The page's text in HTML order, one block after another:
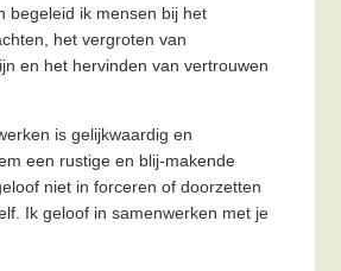
begeleid ik mensen bij het
het vergroten van
en het hervinden van vertrouwen
is gelijkwaardig en
een rustige en blij-makende
niet in forceren of doorzetten
Ik geloof in samenwerken met je